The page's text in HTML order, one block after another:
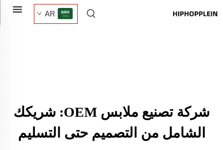
AR
شركة تصنيع ملابس OEM: شريكك
الشامل من التصميم حتى التسليم